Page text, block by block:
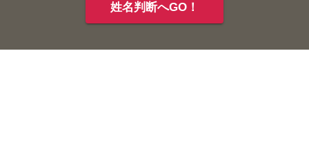
姓名判断へGO！